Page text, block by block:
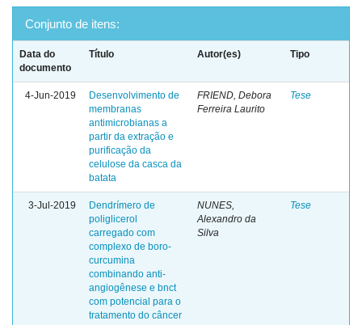
Conjunto de itens:
Data do
documento
Título Autor(es) Tipo
4-Jun-2019
Desenvolvimento de
membranas
antimicrobianas a
partir da extração e
purificação da
celulose da casca da
batata
FRIEND, Debora
Ferreira Laurito
Tese
3-Jul-2019
Dendrímero de
poliglicerol
carregado com
complexo de boro-
curcumina
combinando anti-
angiogênese e bnct
com potencial para o
tratamento do câncer
NUNES,
Alexandro da
Silva
Tese